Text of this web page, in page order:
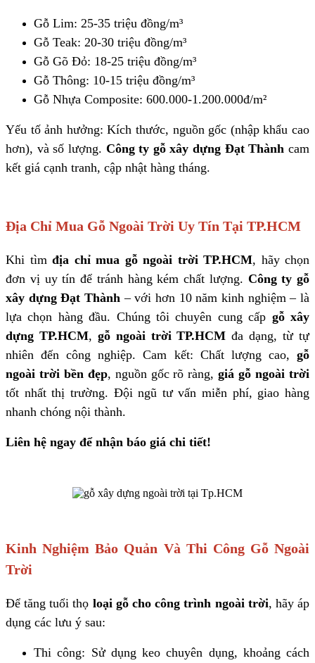
Gỗ Lim: 25-35 triệu đồng/m³
Gỗ Teak: 20-30 triệu đồng/m³
Gỗ Gõ Đỏ: 18-25 triệu đồng/m³
Gỗ Thông: 10-15 triệu đồng/m³
Gỗ Nhựa Composite: 600.000-1.200.000đ/m²
Yếu tố ảnh hưởng: Kích thước, nguồn gốc (nhập khẩu cao
hơn), và số lượng. Công ty gỗ xây dựng Đạt Thành cam
kết giá cạnh tranh, cập nhật hàng tháng.
Địa Chỉ Mua Gỗ Ngoài Trời Uy Tín Tại TP.HCM
Khi tìm địa chỉ mua gỗ ngoài trời TP.HCM, hãy chọn
đơn vị uy tín để tránh hàng kém chất lượng. Công ty gỗ
xây dựng Đạt Thành – với hơn 10 năm kinh nghiệm – là
lựa chọn hàng đầu. Chúng tôi chuyên cung cấp gỗ xây
dựng TP.HCM, gỗ ngoài trời TP.HCM đa dạng, từ tự
nhiên đến công nghiệp. Cam kết: Chất lượng cao, gỗ
ngoài trời bền đẹp, nguồn gốc rõ ràng,giá gỗ ngoài trời
tốt nhất thị trường. Đội ngũ tư vấn miễn phí, giao hàng
nhanh chóng nội thành.
Liên hệ ngay để nhận báo giá chi tiết!
Kinh Nghiệm Bảo Quản Và Thi Công Gỗ Ngoài
Trời
Để tăng tuổi thọ loại gỗ cho công trình ngoài trời, hãy áp
dụng các lưu ý sau:
Thi công: Sử dụng keo chuyên dụng, khoảng cách